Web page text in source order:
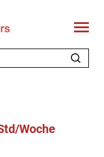
T
o
l
Woche